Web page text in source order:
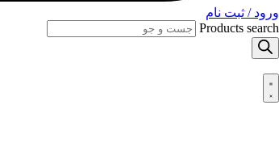
ورود / ثبت نام
Products search